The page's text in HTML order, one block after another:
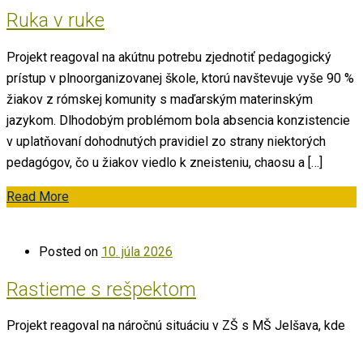
Ruka v ruke
Projekt reagoval na akútnu potrebu zjednotiť pedagogický
prístup v plnoorganizovanej škole, ktorú navštevuje vyše 90 %
žiakov z rómskej komunity s maďarským materinským
jazykom. Dlhodobým problémom bola absencia konzistencie
v uplatňovaní dohodnutých pravidiel zo strany niektorých
pedagógov, čo u žiakov viedlo k zneisteniu, chaosu a […]
Read More
Posted on 10. júla 2026
Rastieme s rešpektom
Projekt reagoval na náročnú situáciu v ZŠ s MŠ Jelšava, kde